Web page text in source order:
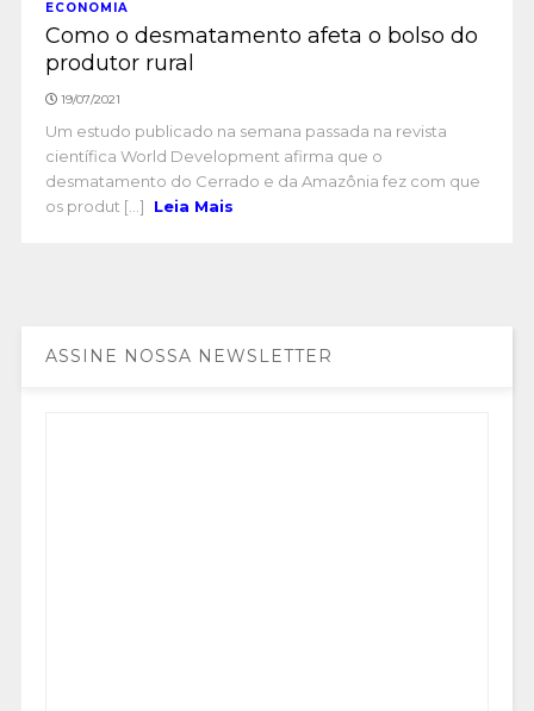
ECONOMIA
Como o desmatamento afeta o bolso do
produtor rural
19/07/2021
Um estudo publicado na semana passada na revista
científica World Development afirma que o
desmatamento do Cerrado e da Amazônia fez com que
os produt [...]
Leia Mais
ASSINE NOSSA NEWSLETTER